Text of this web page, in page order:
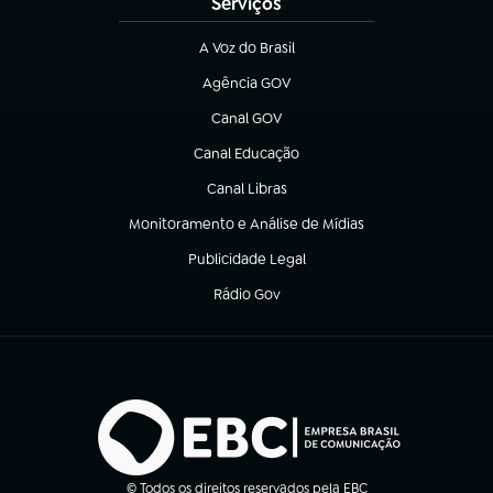
A Voz do Brasil
(abre em nova aba)
Agência GOV
(abre em nova aba)
Canal GOV
(abre em nova aba)
Canal Educação
(abre em nova aba)
Canal Libras
(abre em nova aba)
Monitoramento e Análise de Mídias
(abre em nova aba)
Publicidade Legal
(abre em nova aba)
Rádio Gov
(abre em nova aba)
© Todos os direitos reservados pela EBC